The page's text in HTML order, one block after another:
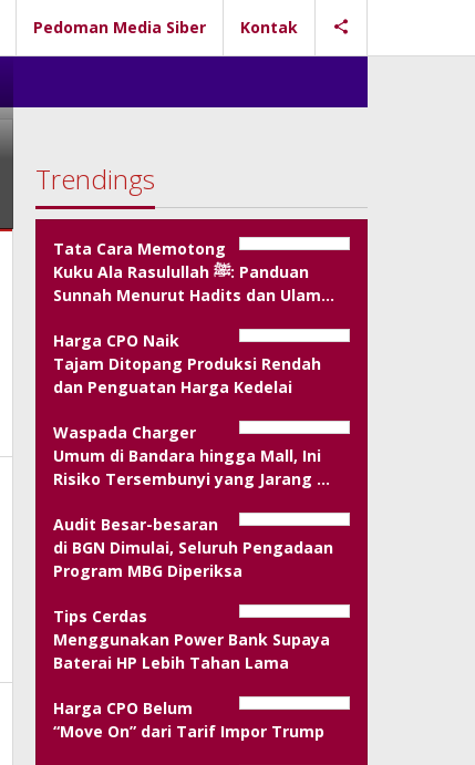
Pedoman Media Siber Kontak
Trendings
Tata Cara Memotong
Kuku Ala Rasulullah ﷺ: Panduan
Sunnah Menurut Hadits dan Ulam…
Harga CPO Naik
Tajam Ditopang Produksi Rendah
dan Penguatan Harga Kedelai
Waspada Charger
Umum di Bandara hingga Mall, Ini
Risiko Tersembunyi yang Jarang …
Audit Besar-besaran
di BGN Dimulai, Seluruh Pengadaan
Program MBG Diperiksa
Tips Cerdas
Menggunakan Power Bank Supaya
Baterai HP Lebih Tahan Lama
Harga CPO Belum
“Move On” dari Tarif Impor Trump